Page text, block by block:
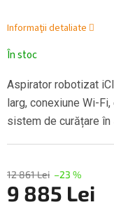
12 861 Lei –23 %
9 885 Lei
În stoc
Aspirator robotizat
larg, conexiune Wi-
sistem de curățare în
Informaţii detaliate